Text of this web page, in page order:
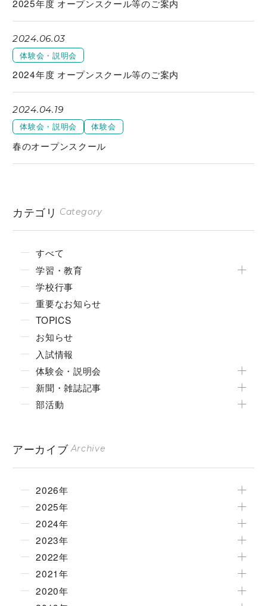
2025年度 オープンスクール等のご案内
2024.06.03
体験会・説明会
2024年度 オープンスクール等のご案内
2024.04.19
体験会・説明会 体験会
春のオープンスクール
カテゴリ Category
すべて
学習・教育
学校行事
重要なお知らせ
TOPICS
お知らせ
入試情報
体験会・説明会
新聞・雑誌記事
部活動
アーカイブ Archive
2026年
2025年
2024年
2023年
2022年
2021年
2020年